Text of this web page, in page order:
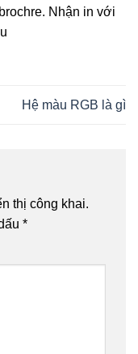
Nhận in với
Hệ màu RGB là gì
thị công khai.
*